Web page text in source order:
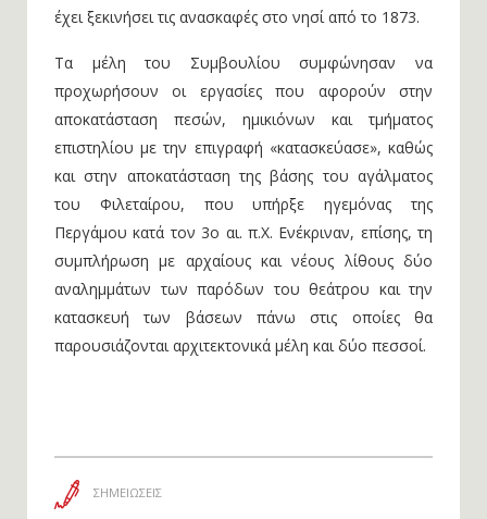
έχει ξεκινήσει τις ανασκαφές στο νησί από το 1873.
Τα μέλη του Συμβουλίου συμφώνησαν να
προχωρήσουν οι εργασίες που αφορούν στην
αποκατάσταση πεσών, ημικιόνων και τμήματος
επιστηλίου με την επιγραφή «κατασκεύασε», καθώς
και στην αποκατάσταση της βάσης του αγάλματος
του Φιλεταίρου, που υπήρξε ηγεμόνας της
Περγάμου κατά τον 3ο αι. π.Χ. Ενέκριναν, επίσης, τη
συμπλήρωση με αρχαίους και νέους λίθους δύο
αναλημμάτων των παρόδων του θεάτρου και την
κατασκευή των βάσεων πάνω στις οποίες θα
παρουσιάζονται αρχιτεκτονικά μέλη και δύο πεσσοί.
ΣΗΜΕΙΩΣΕΙΣ